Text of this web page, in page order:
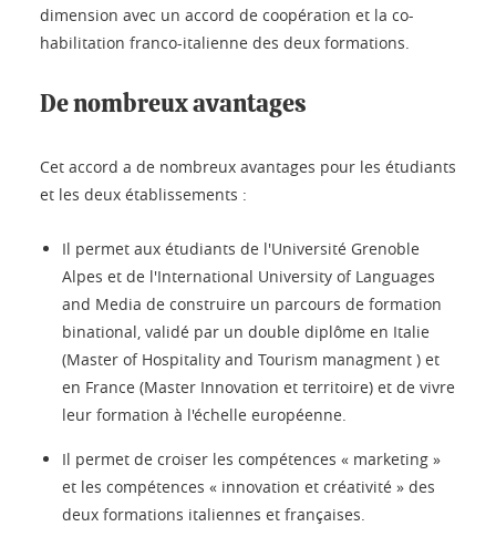
dimension avec un accord de coopération et la co-
habilitation franco-italienne des deux formations.
De nombreux avantages
Cet accord a de nombreux avantages pour les étudiants
et les deux établissements :
Il permet aux étudiants de l'Université Grenoble
Alpes et de l'International University of Languages
and Media de construire un parcours de formation
binational, validé par un double diplôme en Italie
(Master of Hospitality and Tourism managment ) et
en France (Master Innovation et territoire) et de vivre
leur formation à l'échelle européenne.
Il permet de croiser les compétences « marketing »
et les compétences « innovation et créativité » des
deux formations italiennes et françaises.